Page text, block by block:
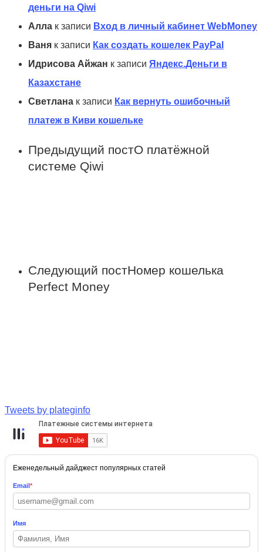
деньги на Qiwi
Алла к записи Вход в личный кабинет WebMoney
Ваня к записи Как создать кошелек PayPal
Идрисова Айжан к записи Яндекс.Деньги в
Казахстане
Светлана к записи Как вернуть ошибочный
платеж в Киви кошельке
Предыдущий постО платёжной
системе Qiwi
Следующий постНомер кошелька
Perfect Money
Tweets by plateginfo
Еженедельный дайджест популярных статей
Email*
Имя